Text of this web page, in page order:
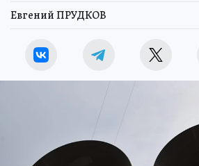
Евгений ПРУДКОВ